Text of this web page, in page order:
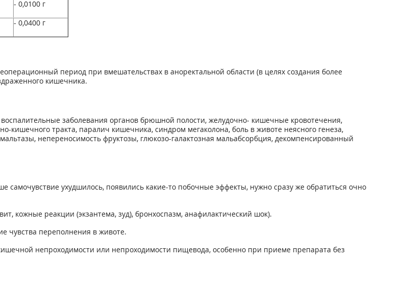
- 0,0100 г
- 0,0400 г
период при вмешательствах в аноректальной области (в целях создания более
кишечника.
заболевания органов брюшной полости, желудочно- кишечные кровотечения,
кишечного тракта, паралич кишечника, синдром мегаколона, боль в животе неясного генеза,
непереносимость фруктозы, глюкозо-галактозная мальабсорбция, декомпенсированный
ухудшилось, появились какие-то побочные эффекты, нужно сразу же обратиться очно
кожные реакции (экзантема, зуд), бронхоспазм, анафилактический шок).
чувства переполнения в животе.
непроходимости или непроходимости пищевода, особенно при приеме препарата без